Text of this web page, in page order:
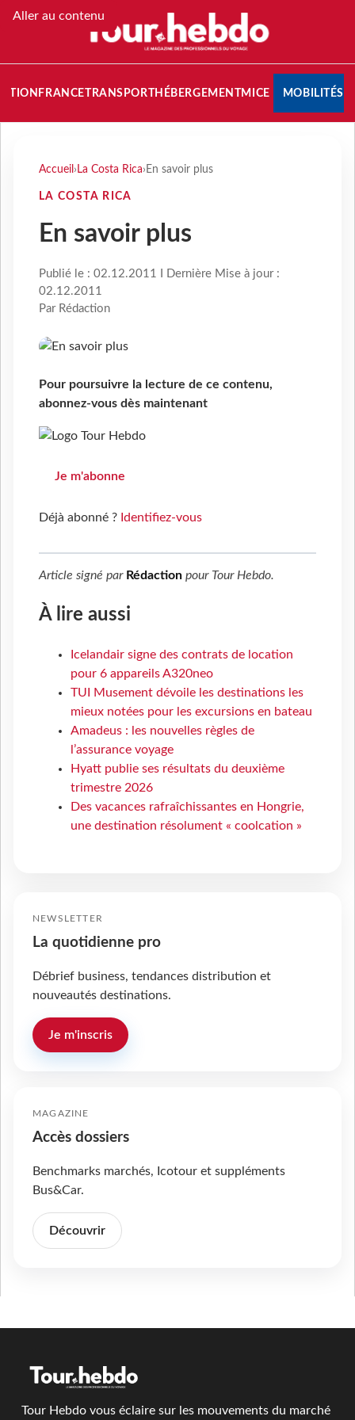
Aller au contenu
FRANCETRANSPORT HÉBERGEMENTMICE MOBILITÉS
Accueil › La Costa Rica› En savoir plus
LA COSTA RICA
En savoir plus
Publié le : 02.12.2011 I Dernière Mise à jour :
02.12.2011
Par Rédaction
Pour poursuivre la lecture de ce contenu,
abonnez-vous dès maintenant
Je m'abonne
Déjà abonné ? Identifiez-vous
Article signé par Rédaction pour Tour Hebdo.
À lire aussi
Icelandair signe des contrats de location
pour 6 appareils A320neo
TUI Musement dévoile les destinations les
mieux notées pour les excursions en bateau
Amadeus : les nouvelles règles de
l’assurance voyage
Hyatt publie ses résultats du deuxième
trimestre 2026
Des vacances rafraîchissantes en Hongrie,
une destination résolument « coolcation »
NEWSLETTER
La quotidienne pro
Débrief business, tendances distribution et
nouveautés destinations.
Je m'inscris
MAGAZINE
Accès dossiers
Benchmarks marchés, Icotour et suppléments
Bus&Car.
Découvrir
Tour Hebdo vous éclaire sur les mouvements du marché